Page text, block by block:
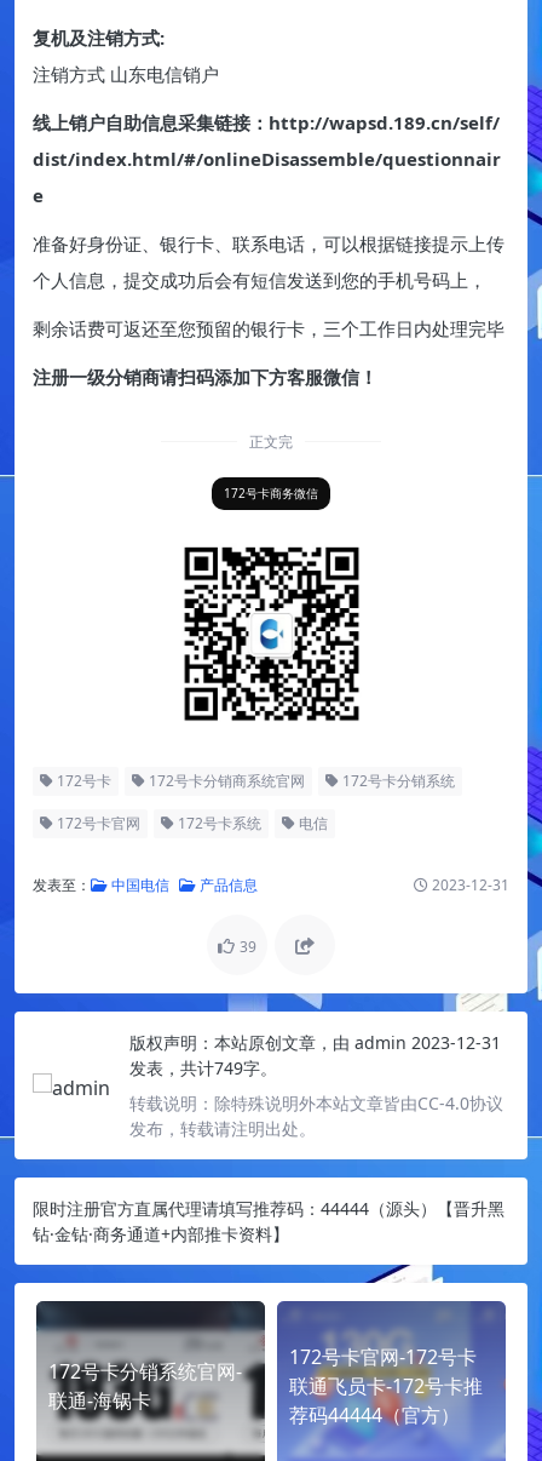
复机及注销方式:
注销方式 山东电信销户
线上销户自助信息采集链接：http://wapsd.189.cn/self/
dist/index.html/#/onlineDisassemble/questionnair
e
准备好身份证、银行卡、联系电话，可以根据链接提示上传
个人信息，提交成功后会有短信发送到您的手机号码上，
剩余话费可返还至您预留的银行卡，三个工作日内处理完毕
注册一级分销商请扫码添加下方客服微信！
正文完
172号卡商务微信
172号卡 172号卡分销商系统官网 172号卡分销系统
172号卡官网 172号卡系统 电信
发表至： 中国电信 产品信息 2023-12-31
39
版权声明： 本站原创文章，由 admin 2023-12-31
发表，共计749字。
转载说明： 除特殊说明外本站文章皆由CC-4.0协议
发布，转载请注明出处。
限时注册官方直属代理请填写推荐码：44444（源头）【晋升黑
钻·金钻·商务通道+内部推卡资料】
172号卡分销系统官网-
联通-海锅卡
172号卡官网-172号卡
联通飞员卡-172号卡推
荐码44444（官方）